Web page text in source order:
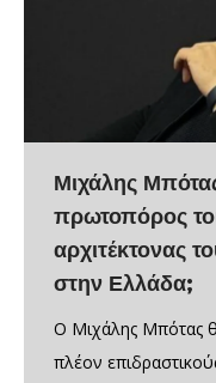
Μιχάλης
πρωτοπόρος
αρχιτέκτονας
στην Ελλάδα;
Ο Μιχάλης Μπότας
πλέον